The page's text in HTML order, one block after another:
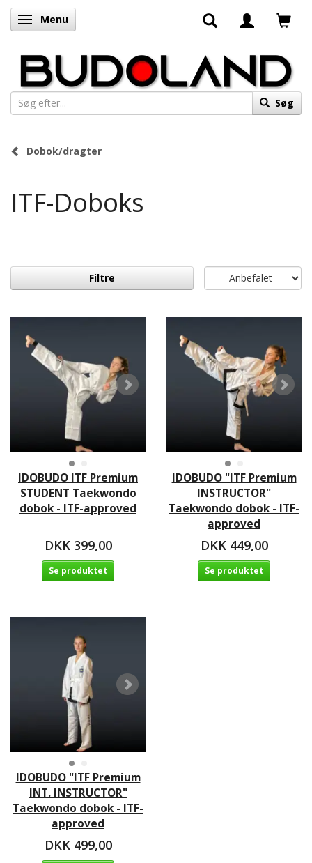
Skifte navigation
Menu
Søg
Dobok/dragter
ITF-Doboks
Filtre
IDOBUDO ITF Premium
STUDENT Taekwondo
dobok - ITF-approved
DKK 399,00
Se produktet
IDOBUDO "ITF Premium
INSTRUCTOR"
Taekwondo dobok - ITF-
approved
DKK 449,00
Se produktet
IDOBUDO "ITF Premium
INT. INSTRUCTOR"
Taekwondo dobok - ITF-
approved
DKK 499,00